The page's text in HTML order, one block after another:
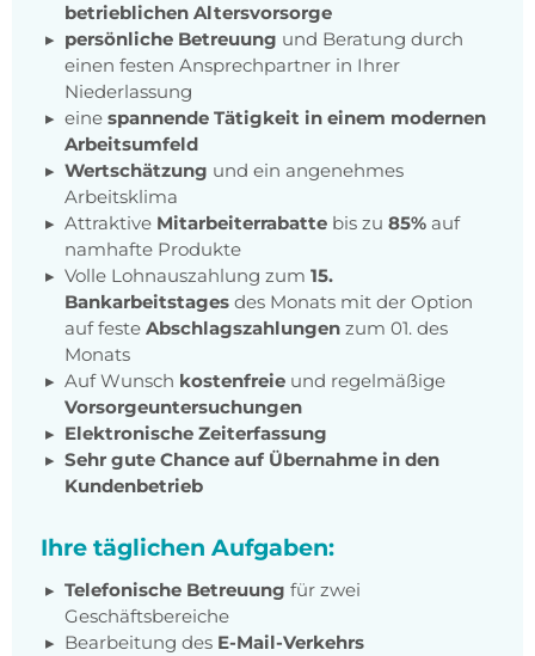
betrieblichen Altersvorsorge
persönliche Betreuung und Beratung durch
einen festen Ansprechpartner in Ihrer
Niederlassung
eine spannende Tätigkeit in einem modernen
Arbeitsumfeld
Wertschätzung und ein angenehmes
Arbeitsklima
Attraktive Mitarbeiterrabatte bis zu 85% auf
namhafte Produkte
Volle Lohnauszahlung zum 15.
Bankarbeitstages des Monats mit der Option
auf feste Abschlagszahlungen zum 01. des
Monats
Auf Wunsch kostenfreie und regelmäßige
Vorsorgeuntersuchungen
Elektronische Zeiterfassung
Sehr gute Chance auf Übernahme in den
Kundenbetrieb
Ihre täglichen Aufgaben:
Telefonische Betreuung für zwei
Geschäftsbereiche
Bearbeitung des E-Mail-Verkehrs